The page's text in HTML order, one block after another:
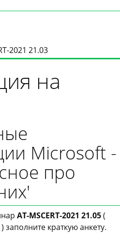
2021 21.03
на
Microsoft -
про
AT-MSCERT-2021 21.05(
) заполните краткую анкету.